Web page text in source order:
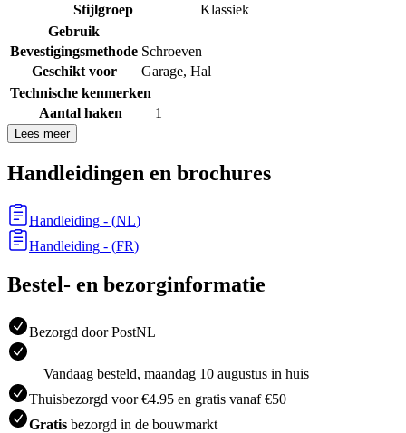
Stijlgroep
Klassiek
Gebruik
Bevestigingsmethode Schroeven
Geschikt voor
Garage, Hal
Technische kenmerken
Aantal haken
1
Lees meer
Handleidingen en brochures
Handleiding - (NL)
Handleiding - (FR)
Bestel- en bezorginformatie
Bezorgd door PostNL
Vandaag besteld, maandag 10 augustus in huis
Thuisbezorgd voor €4.95 en gratis vanaf €50
Gratis bezorgd in de bouwmarkt